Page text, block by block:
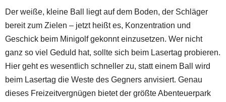
Der weiße, kleine Ball liegt auf dem Boden, der Schläger
bereit zum Zielen – jetzt heißt es, Konzentration und
Geschick beim Minigolf gekonnt einzusetzen. Wer nicht
ganz so viel Geduld hat, sollte sich beim Lasertag probieren.
Hier geht es wesentlich schneller zu, statt einem Ball wird
beim Lasertag die Weste des Gegners anvisiert. Genau
dieses Freizeitvergnügen bietet der größte Abenteuerpark